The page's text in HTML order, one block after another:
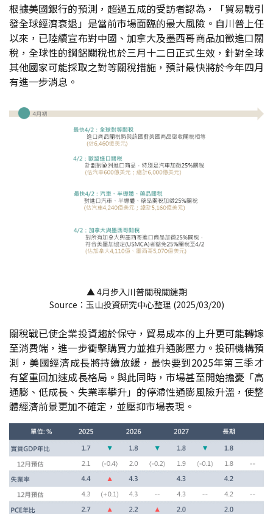
根據美國銀行的預測，超過五成的受訪者認為，「貿易戰引
發全球經濟衰退」是當前市場面臨的最大風險。自川普上任
以來，已陸續宣布對中國、加拿大及墨西哥商品加徵進口關
稅，全球性的鋼鋁關稅也於三月十二日正式生效，針對全球
其他國家可能採取之對等關稅措施，預計最快將於今年四月
有進一步消息。
▲ 4月步入川普關稅關鍵期
Source：玉山投資研究中心整理 (2025/03/20)
關稅戰已使企業投資趨於保守，貿易成本的上升更可能轉嫁
至消費端，進一步衝擊購買力並推升通膨壓力。投研機構預
測，美國經濟成長將持續放緩，最快要到2025年第三季才
有望重回加速成長格局。與此同時，市場甚至開始擔憂「高
通膨、低成長、失業率攀升」的停滯性通膨風險升溫，使整
體經濟前景更加不確定，並壓抑市場表現。